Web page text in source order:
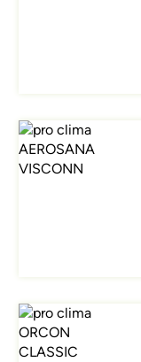
Afbeelding
Afbeelding